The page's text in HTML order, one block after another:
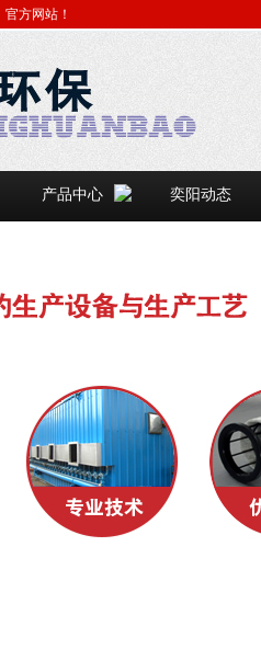
官方网站！
产品中心 奕阳动态